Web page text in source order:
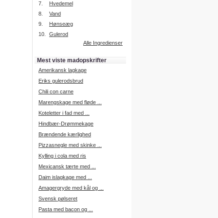
Intelligent søgning
Få foreslået opskrifter.
Prøv vores nye "Foreslå
Læs mere her.
Vi har nu oprettet et mad forum,
hvor i kan dele jeres erfaringer.
Log på med dine oplysninger fra
Madopskrifter.nu.
Gå til forum
Indkøbsliste på SMS
på SMS.
For at benytte SMS funktionen,
7.
Hvedemel
8.
Vand
9.
Hønseæg
10.
Gulerod
Alle Ingredienser
Mest viste madopskrifter
Amerikansk lagkage
Eriks gulerodsbrud
Chili con carne
Marengskage med fløde ...
Koteletter i fad med ...
Hindbær-Drømmekage
Brændende kærlighed
Pizzasnegle med skinke ...
Kylling i cola med ris
Mexicansk tærte med ...
Daim islagkage med ...
Amagergryde med kål og ...
Svensk pølseret
Pasta med bacon og ...